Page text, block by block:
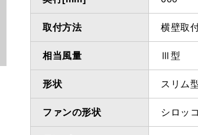
取付方法 横壁取
相当風量 Ⅲ型
形状 スリム
ファンの形状 シロッコ